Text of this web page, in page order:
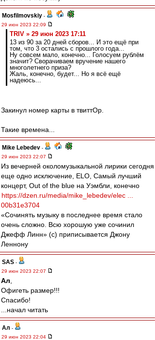
Mosfilmovskiy -
29 июн 2023 22:09
TRIV » 29 июн 2023 17:11
13 из 90 за 20 дней сборов... И это ещё при
том, что 3 остались с прошлого года...
Ну совсем мало, конечно... Голосуем рублём
значит? Сворачиваем вручение нашего
многолетнего приза?
Жаль, конечно, будет... Но я всё ещё
надеюсь...
Закинул номер карты в твиттОр.
Такие времена...
Mike Lebedev -
29 июн 2023 22:07
Из вечерней околомузыкальной лирики сегодня
еще одно исключение, ELO, Самый лучший
концерт, Out of the blue на Уэмбли, конечно
https://dzen.ru/media/mike_lebedev/elec ...
00b31e3704
«Сочинять музыку в последнее время стало
очень сложно. Всю хорошую уже сочинил
Джефф Линн» (с) приписывается Джону
Леннону
SAS -
29 июн 2023 22:07
Ал
Офигеть размер!!!
Спасибо!
...начал читать
Ал -
29 июн 2023 22:04